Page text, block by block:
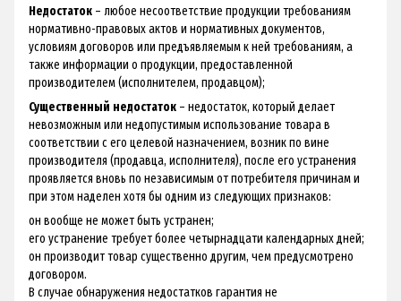
Недостаток – любое несоответствие продукции требованиям
нормативно-правовых актов и нормативных документов,
условиям договоров или предъявляемым к ней требованиям, а
также информации о продукции, предоставленной
производителем (исполнителем, продавцом);
Существенный недостаток – недостаток, который делает
невозможным или недопустимым использование товара в
соответствии с его целевой назначением, возник по вине
производителя (продавца, исполнителя), после его устранения
проявляется вновь по независимым от потребителя причинам и
при этом наделен хотя бы одним из следующих признаков:
он вообще не может быть устранен;
его устранение требует более четырнадцати календарных дней;
он производит товар существенно другим, чем предусмотрено
договором.
В случае обнаружения недостатков гарантия не